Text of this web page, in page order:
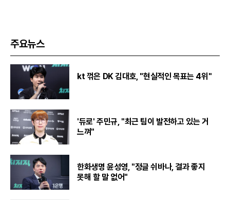
주요뉴스
kt 꺾은 DK 김대호, "현실적인 목표는 4위"
'듀로' 주민규, "최근 팀이 발전하고 있는 거
느껴"
한화생명 윤성영, "정글 쉬바나, 결과 좋지
못해 할 말 없어"